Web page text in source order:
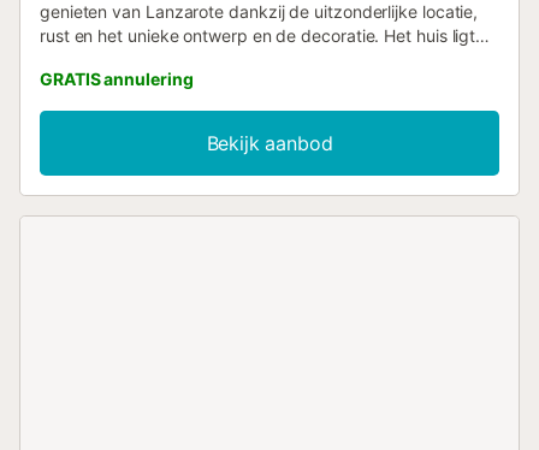
genieten van Lanzarote dankzij de uitzonderlijke locatie,
rust en het unieke ontwerp en de decoratie. Het huis ligt
de promenade, waar u allerlei bars en restaurants vindt, en
op 100 meter van het winkelcentrum Deiland, vol winkels
en supermarkten. De bovenste verdieping beschikt over
een immense woonkamer met spectaculair uitzicht op zee,
een aparte volledig uitgeruste keuken, een enorme
GRATIS annulering
Bekijk aanbod